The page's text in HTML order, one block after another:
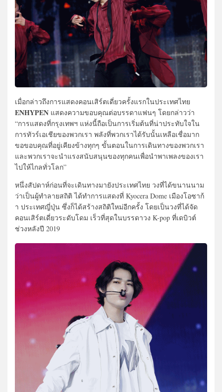
เมื่อกล่าวถึงการแสดงคอนเสิร์ตเดี่ยวครั้งแรกในประเทศไทย
ENHYPEN แสดงความขอบคุณต่อบรรดาแฟนๆ โดยกล่าวว่า
“การแสดงที่กรุงเทพฯ แห่งนี้ถือเป็นการเริ่มต้นที่น่าประทับใจใน
การทัวร์เอเชียของพวกเรา พลังที่พวกเราได้รับนั้นเหลือเชื่อมาก
ขอขอบคุณที่อยู่เคียงข้างทุกๆ ขั้นตอนในการเดินทางของพวกเรา
และพวกเราจะนำแรงสนับสนุนของทุกคนเพื่อนำพาเพลงของเรา
ไปให้ไกลทั่วโลก”
หนึ่งสัปดาห์ก่อนที่จะเดินทางมายังประเทศไทย วงที่ได้ขนานนาม
ว่าเป็นผู้ทำลายสถิติ ได้ทำการแสดงที่ Kyocera Dome เมืองโอซาก้
า ประเทศญี่ปุ่น ซึ่งก็ได้สร้างสถิติใหม่อีกครั้ง โดยเป็นวงที่ได้จัด
คอนเสิร์ตเดี่ยวระดับโดม เร็วที่สุดในบรรดาวง K-pop ที่เดบิวต์
ช่วงหลังปี 2019